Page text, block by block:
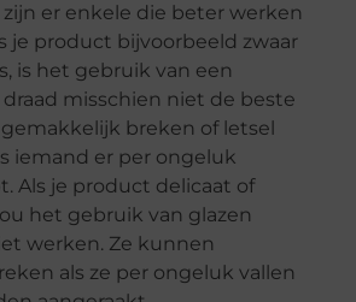
er enkele die beter werken
je product bijvoorbeeld zwaar
is het gebruik van een
misschien niet de beste
breken of letsel
iemand er per ongeluk
Als je product delicaat of
het gebruik van glazen
werken. Ze kunnen
als ze per ongeluk vallen